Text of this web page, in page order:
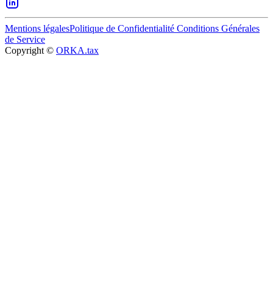
Mentions légalesPolitique de Confidentialité Conditions Générales
de Service
Copyright © ORKA.tax